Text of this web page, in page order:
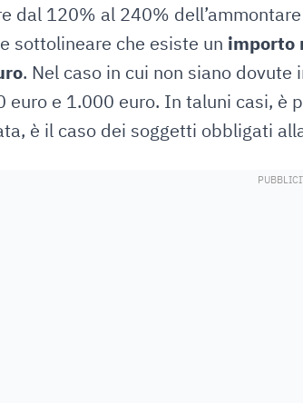
dal 120% al 240%
sottolineare che esiste un importo
. Nel caso in cui non siano
euro e 1.000 euro. In taluni casi, è
è il caso dei soggetti obbligati